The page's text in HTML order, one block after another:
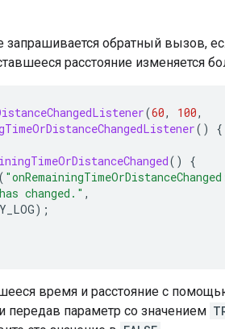
обратный вызов,
расстояние изменяется
(60, 100,
()
{
()
{
(
changed." ,
);
время и расстояние с
и передав параметр со значением